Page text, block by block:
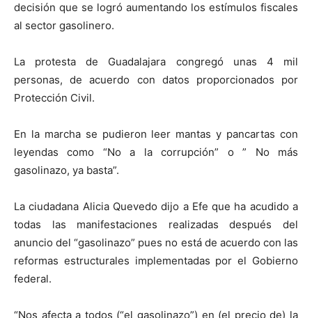
decisión que se logró aumentando los estímulos fiscales
al sector gasolinero.
La protesta de Guadalajara congregó unas 4 mil
personas, de acuerdo con datos proporcionados por
Protección Civil.
En la marcha se pudieron leer mantas y pancartas con
leyendas como “No a la corrupción” o ” No más
gasolinazo, ya basta”.
La ciudadana Alicia Quevedo dijo a Efe que ha acudido a
todas las manifestaciones realizadas después del
anuncio del “gasolinazo” pues no está de acuerdo con las
reformas estructurales implementadas por el Gobierno
federal.
“Nos afecta a todos (“el gasolinazo”) en (el precio de) la